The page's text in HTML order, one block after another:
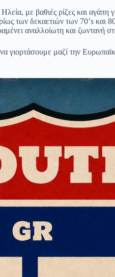
με βαθιές ρίζες και
των δεκαετιών των 70’s και
αναλλοίωτη και ζωντανή
γιορτάσουμε μαζί την